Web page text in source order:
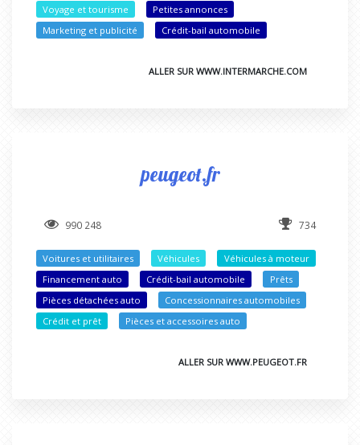
Voyage et tourisme
Petites annonces
Marketing et publicité
Crédit-bail automobile
ALLER SUR WWW.INTERMARCHE.COM
peugeot.fr
990 248 734
Voitures et utilitaires Véhicules
Véhicules à moteur
Financement auto
Crédit-bail automobile
Prêts
Pièces détachées auto
Concessionnaires automobiles
Crédit et prêt
Pièces et accessoires auto
ALLER SUR WWW.PEUGEOT.FR